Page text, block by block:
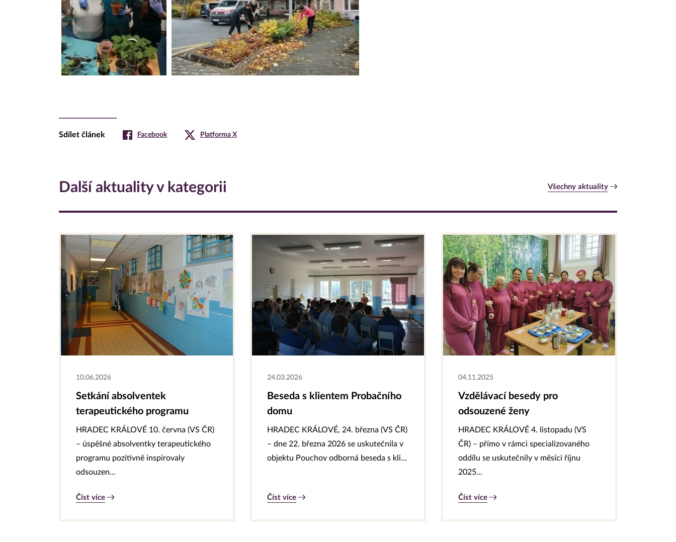
Sdílet článek Facebook Platforma X
Další aktuality v kategorii Všechny aktuality
10.06.2026
Setkání absolventek
terapeutického programu
HRADEC KRÁLOVÉ 10. června (VS ČR)
– úspěšné absolventky terapeutického
programu pozitivně inspirovaly
odsouzen...
Číst více
24.03.2026
Beseda s klientem Probačního
domu
HRADEC KRÁLOVÉ, 24. března (VS ČR)
– dne 22. března 2026 se uskutečnila v
objektu Pouchov odborná beseda s kli...
Číst více
04.11.2025
Vzdělávací besedy pro
odsouzené ženy
HRADEC KRÁLOVÉ 4. listopadu (VS
ČR) – přímo v rámci specializovaného
oddílu se uskutečnily v měsíci říjnu
2025...
Číst více